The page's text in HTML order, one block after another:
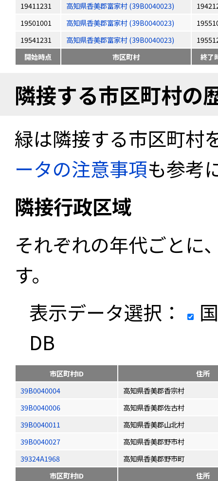
19411231
高知県香美郡富家村 (39B0040023)
19501001
高知県香美郡富家村 (39B0040023)
19541231
高知県香美郡富家村 (39B0040023)
開始時点
市区町村 終了
隣接する市区町村の
緑は隣接する市区町村
ータの注意事項も参考
隣接行政区域
それぞれの年代ごとに
す。
表示データ選択：
DB
市区町村ID
住所
39B0040004
高知県香美郡香宗村
39B0040006
高知県香美郡佐古村
39B0040011
高知県香美郡山北村
39B0040027
高知県香美郡野市村
39324A1968
高知県香美郡野市町
市区町村ID
住所